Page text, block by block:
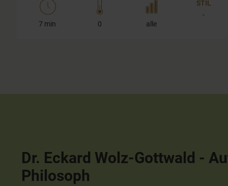
seconds
Volume
7 min 0 alle
STIL
-
Dr. Eckard Wolz-Gottwald -
Philosoph